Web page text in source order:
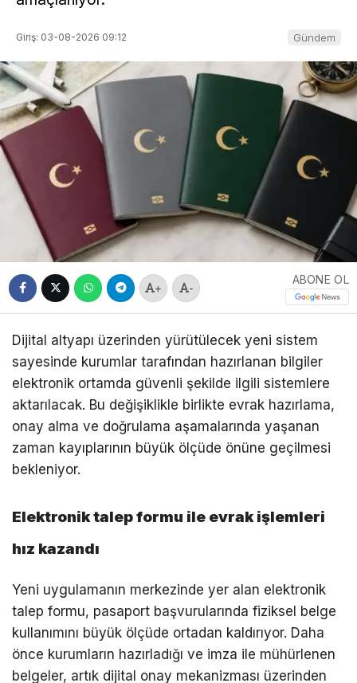
Giriş: 03-08-2026 09:12 Gündem
+ -
ABONE OL
Dijital altyapı üzerinden yürütülecek yeni sistem
sayesinde kurumlar tarafından hazırlanan bilgiler
elektronik ortamda güvenli şekilde ilgili sistemlere
aktarılacak. Bu değişiklikle birlikte evrak hazırlama,
onay alma ve doğrulama aşamalarında yaşanan
zaman kayıplarının büyük ölçüde önüne geçilmesi
bekleniyor.
Elektronik talep formu ile evrak işlemleri
hız kazandı
Yeni uygulamanın merkezinde yer alan elektronik
talep formu, pasaport başvurularında fiziksel belge
kullanımını büyük ölçüde ortadan kaldırıyor. Daha
önce kurumların hazırladığı ve imza ile mühürlenen
belgeler, artık dijital onay mekanizması üzerinden